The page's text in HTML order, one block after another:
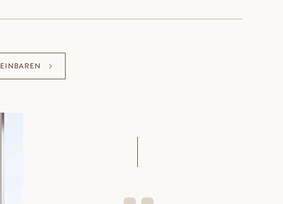
mit schmalem, mittlerem Glasstreifen